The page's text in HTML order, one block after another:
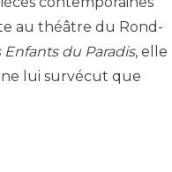
au théâtre du Rond-
Enfants du Paradis, elle
ne lui survécut que